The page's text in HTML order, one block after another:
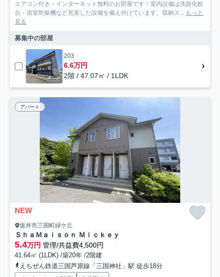
エアコン付き・インターネット無料のお部屋です！室内設備は洗面化粧
台・浴室乾燥機など充実した設備を備え付けています。収納ス... もっと
見る
募集中の部屋
203
6.6万円
2階 / 47.07㎡ / 1LDK
アパート
NEW
坂井市三国町緑ケ丘
ＳｈａＭａｉｓｏｎ Ｍｉｃｋｅｙ
5.4万円 管理/共益費4,500円
41.64㎡ (1LDK) /築20年 /2階建
えちぜん鉄道三国芦原線「三国神社」駅 徒歩18分